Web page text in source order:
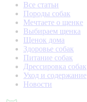
Все статьи
Породы собак
Мечтаете о щенке
Выбираем щенка
Щенок дома
Здоровье собак
Питание собак
Дрессировка собак
Уход и содержание
Новости